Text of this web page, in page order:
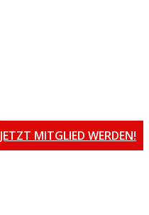
JETZT MITGLIED WERDEN!